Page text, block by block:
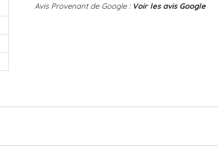
Avis Provenant de Google : Voir les avis Google